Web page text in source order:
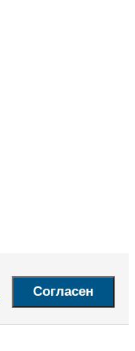
Согласен